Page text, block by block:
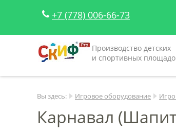
+7 (778) 006-66-73
Производство детских
и спортивных
Вы здесь: Игровое оборудование
Карнавал